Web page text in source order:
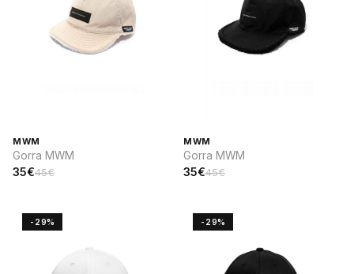
MWM
Gorra MWM
35€45€
MWM
Gorra MWM
35€45€
-29% -29%